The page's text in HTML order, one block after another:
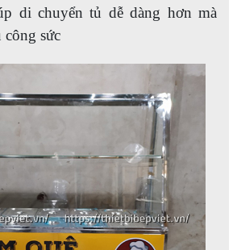
di chuyển tủ dễ dàng hơn mà
công sức